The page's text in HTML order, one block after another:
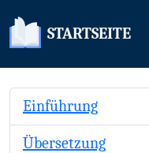
STARTSEITE
Einführung
Übersetzung